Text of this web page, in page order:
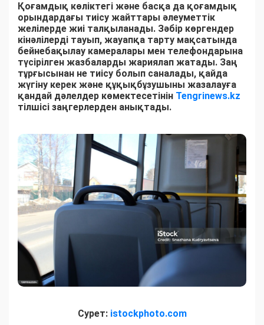
Қоғамдық көліктегі және басқа да қоғамдық
орындардағы тиісу жайттары әлеуметтік
желілерде жиі талқыланады. Зәбір көргендер
кінәлілерді тауып, жауапқа тарту мақсатында
бейнебақылау камералары мен телефондарына
түсірілген жазбаларды жариялап жатады. Заң
тұрғысынан не тиісу болып саналады, қайда
жүгіну керек және құқықбұзушыны жазалауға
қандай дәлелдер көмектесетінін Tengrinews.kz
тілшісі заңгерлерден анықтады.
Сурет: istockphoto.com